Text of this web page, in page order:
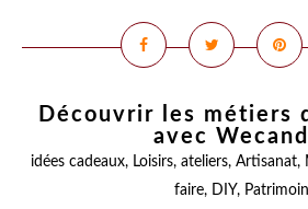
Découvrir les métiers
avec
idées cadeaux, Loisirs, ateliers, Artisanat,
faire, DIY,